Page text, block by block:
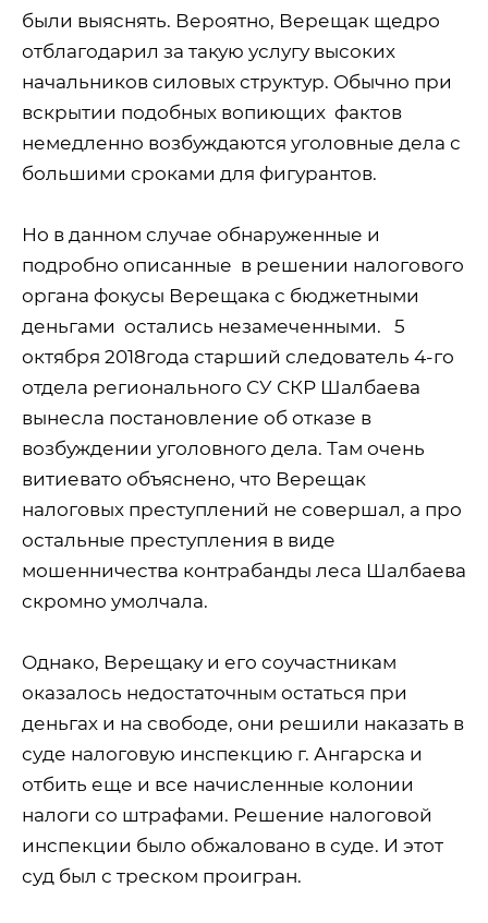
были выяснять. Вероятно, Верещак щедро
отблагодарил за такую услугу высоких
начальников силовых структур. Обычно при
вскрытии подобных вопиющих фактов
немедленно возбуждаются уголовные дела с
большими сроками для фигурантов.
Но в данном случае обнаруженные и
подробно описанные в решении налогового
органа фокусы Верещака с бюджетными
деньгами остались незамеченными.
5
октября 2018года старший следователь 4-го
отдела регионального СУ СКР Шалбаева
вынесла постановление об отказе в
возбуждении уголовного дела. Там очень
витиевато объяснено, что Верещак
налоговых преступлений не совершал, а про
остальные преступления в виде
мошенничества контрабанды леса Шалбаева
скромно умолчала.
Однако, Верещаку и его соучастникам
оказалось недостаточным остаться при
деньгах и на свободе, они решили наказать в
суде налоговую инспекцию г. Ангарска и
отбить еще и все начисленные колонии
налоги со штрафами. Решение налоговой
инспекции было обжаловано в суде. И этот
суд был с треском проигран.